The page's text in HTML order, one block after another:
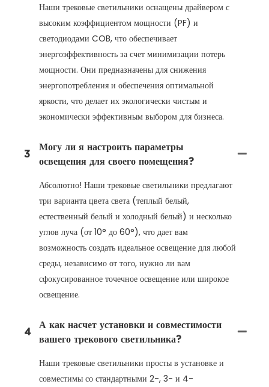
Наши трековые светильники оснащены драйвером с
высоким коэффициентом мощности (PF) и
светодиодами COB, что обеспечивает
энергоэффективность за счет минимизации потерь
мощности. Они предназначены для снижения
энергопотребления и обеспечения оптимальной
яркости, что делает их экологически чистым и
экономически эффективным выбором для бизнеса.
3
Могу ли я настроить параметры
освещения для своего помещения?
Абсолютно! Наши трековые светильники предлагают
три варианта цвета света (теплый белый,
естественный белый и холодный белый) и несколько
углов луча (от 10° до 60°), что дает вам
возможность создать идеальное освещение для любой
среды, независимо от того, нужно ли вам
сфокусированное точечное освещение или широкое
освещение.
4
А как насчет установки и совместимости
вашего трекового светильника?
Наши трековые светильники просты в установке и
совместимы со стандартными 2-, 3- и 4-